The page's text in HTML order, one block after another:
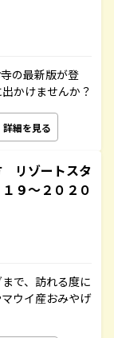
の最新版が登
かけませんか？
詳細を見る
リゾートスタ
９～２０２０
で、訪れる度に
ウイ産おみやげ